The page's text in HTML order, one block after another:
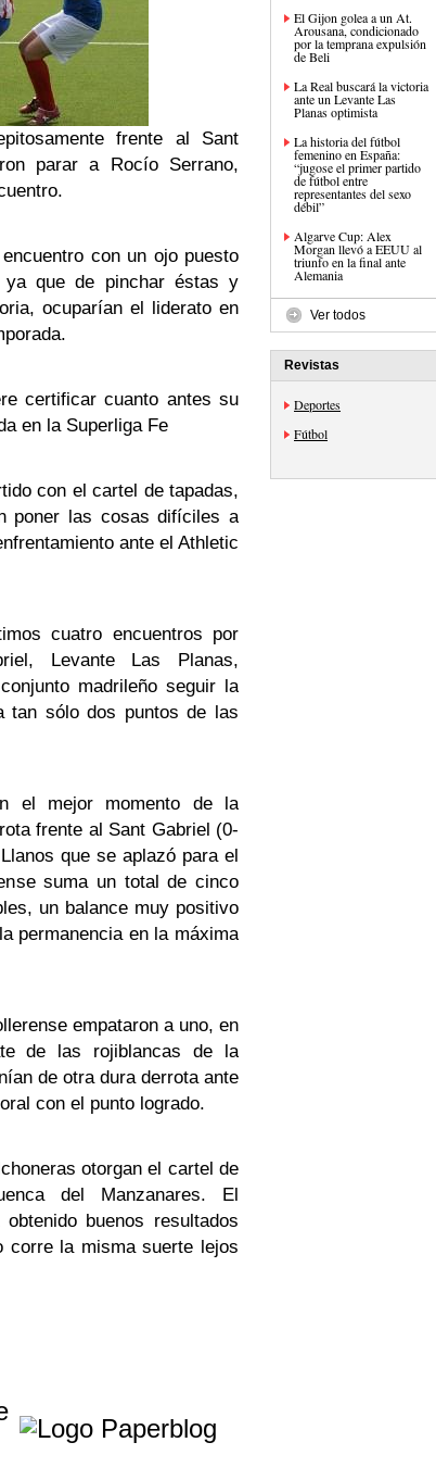
frente al Sant
parar a Rocío Serrano,
con un ojo puesto
que de pinchar éstas y
ocuparían el liderato en
certificar cuanto antes su
en la Superliga Fe
con el cartel de tapadas,
poner las cosas difíciles a
ante el Athletic
cuatro encuentros por
Levante Las Planas,
madrileño seguir la
tan sólo dos puntos de las
el mejor momento de la
frente al Sant Gabriel (0-
que se aplazó para el
suma un total de cinco
un balance muy positivo
permanencia en la máxima
empataron a uno, en
de las rojiblancas de la
de otra dura derrota ante
con el punto logrado.
otorgan el cartel de
del Manzanares. El
buenos resultados
corre la misma suerte lejos
El Gijon golea a un At.
Arousana, condicionado
por la temprana expulsión
de Beli
La Real buscará la victoria
ante un Levante Las
Planas optimista
La historia del fútbol
femenino en España:
“jugose el primer partido
de fútbol entre
representantes del sexo
débil”
Algarve Cup: Alex
Morgan llevó a EEUU al
triunfo en la final ante
Alemania
Ver todos
Revistas
Deportes
Fútbol